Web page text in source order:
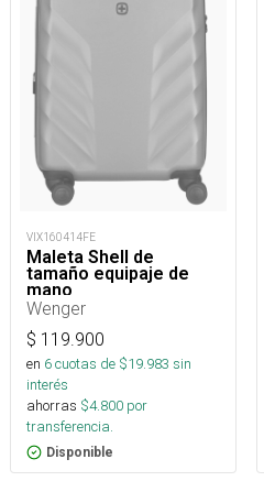
VIX160414FE
Maleta Shell de
tamaño equipaje de
mano
Wenger
$ 119.900
en 6cuotas de $19.983 sin
interés
ahorras $4.800 por
transferencia.
Disponible